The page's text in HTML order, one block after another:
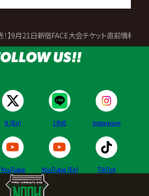
】9月21日新宿FACE大会チケット直前情報
US!!
X (En) LINE Instagram
YouTube YouTube (En) TikTok